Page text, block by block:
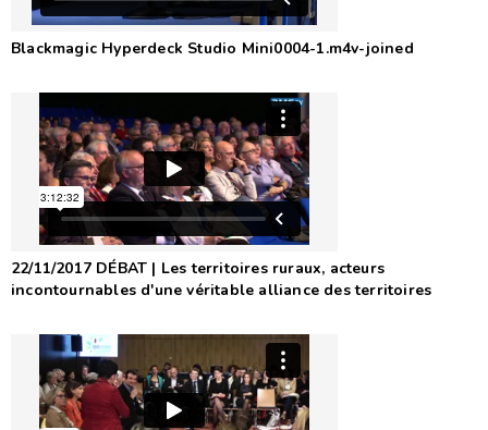
Blackmagic Hyperdeck Studio Mini0004-1.m4v-joined
22/11/2017 DÉBAT | Les territoires ruraux, acteurs
incontournables d'une véritable alliance des territoires